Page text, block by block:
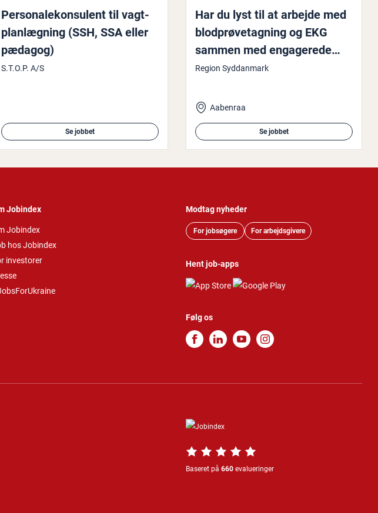
Per­so­na­le­kon­su­lent til vagt­
plan­læg­ning (SSH, SSA eller
pædagog)
S.T.O.P. A/S
Se jobbet
Har du lyst til at arbejde med
blod­prø­ve­tag­ning og EKG
sammen med en­ga­ge­re­de
kolleger?
Region Syddanmark
Aabenraa
Se jobbet
Jobindex
Jobindex
hos Jobindex
investorer
Modtag nyheder
For jobsøgere For arbejdsgivere
Hent job-apps
Følg os
Baseret på 660 evalueringer